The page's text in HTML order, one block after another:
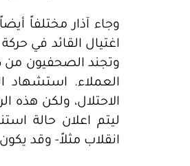
وجاء آذار مختلفاً
اغتيال القائد في
وتجند الصحفيون من
العملاء. استشهاد
الاحتلال، ولكن هذه
ليتم اعلان حالة
انقلاب مثلاً- وقد